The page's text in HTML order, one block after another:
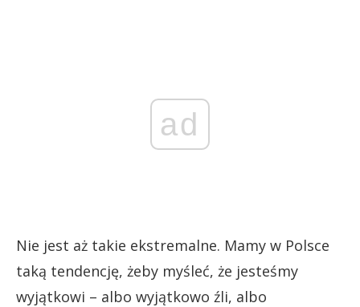
ad
Nie jest aż takie ekstremalne. Mamy w Polsce
taką tendencję, żeby myśleć, że jesteśmy
wyjątkowi – albo wyjątkowo źli, albo